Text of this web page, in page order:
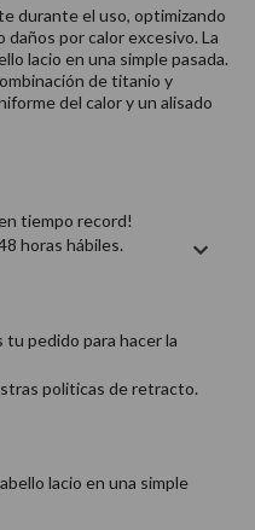
durante el uso, optimizando
por calor excesivo. La
lacio en una simple pasada.
de titanio y
del calor y un alisado
tiempo record!
horas hábiles.
pedido para hacer la
politicas de retracto.
lacio en una simple